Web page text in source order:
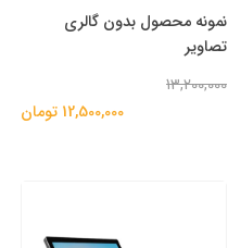
نمونه محصول بدون گالری
تصاویر
13,200,000
12,500,000 تومان